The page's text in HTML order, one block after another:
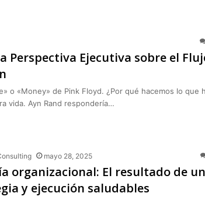
Perspectiva Ejecutiva sobre el
o «Money» de Pink Floyd. ¿Por qué hacemos lo que
vida. Ayn Rand respondería…
mayo 28, 2025
organizacional: El resultado de
y ejecución saludables